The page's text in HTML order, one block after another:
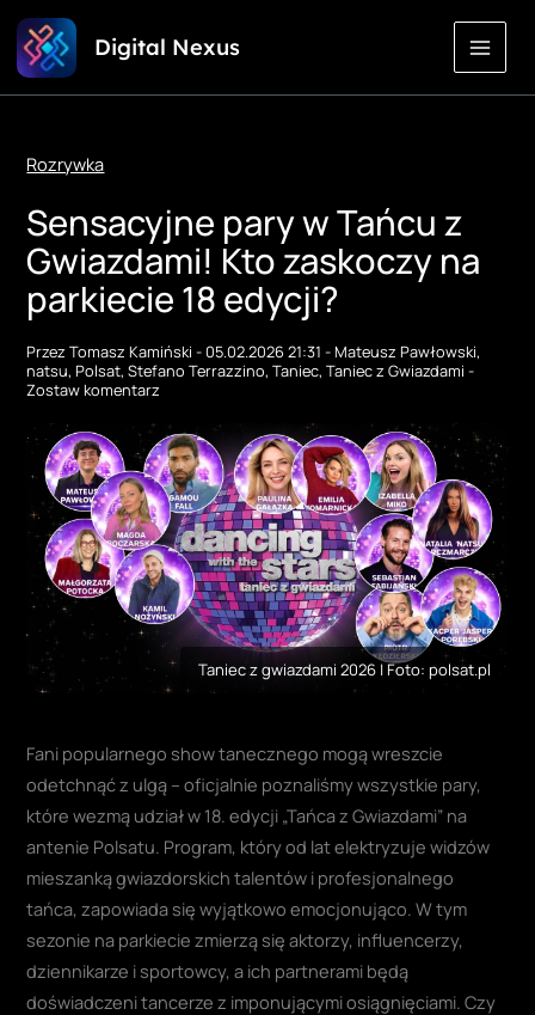
Przejdź
do
treści
Digital Nexus
Rozrywka
Sensacyjne pary w Tańcu z
Gwiazdami! Kto zaskoczy na
parkiecie 18 edycji?
PrzezTomasz Kamiński-05.02.2026 21:31-Mateusz Pawłowski,
natsu,Polsat,Stefano Terrazzino,Taniec,Taniec z Gwiazdami -
Zostaw komentarz
Taniec z gwiazdami 2026 | Foto: polsat.pl
Fani popularnego show tanecznego mogą wreszcie
odetchnąć z ulgą – oficjalnie poznaliśmy wszystkie pary,
które wezmą udział w 18. edycji „Tańca z Gwiazdami” na
antenie Polsatu. Program, który od lat elektryzuje widzów
mieszanką gwiazdorskich talentów i profesjonalnego
tańca, zapowiada się wyjątkowo emocjonująco. W tym
sezonie na parkiecie zmierzą się aktorzy, influencerzy,
dziennikarze i sportowcy, a ich partnerami będą
doświadczeni tancerze z imponującymi osiągnięciami. Czy